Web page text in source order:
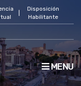
Disposición
Habilitante
MENU